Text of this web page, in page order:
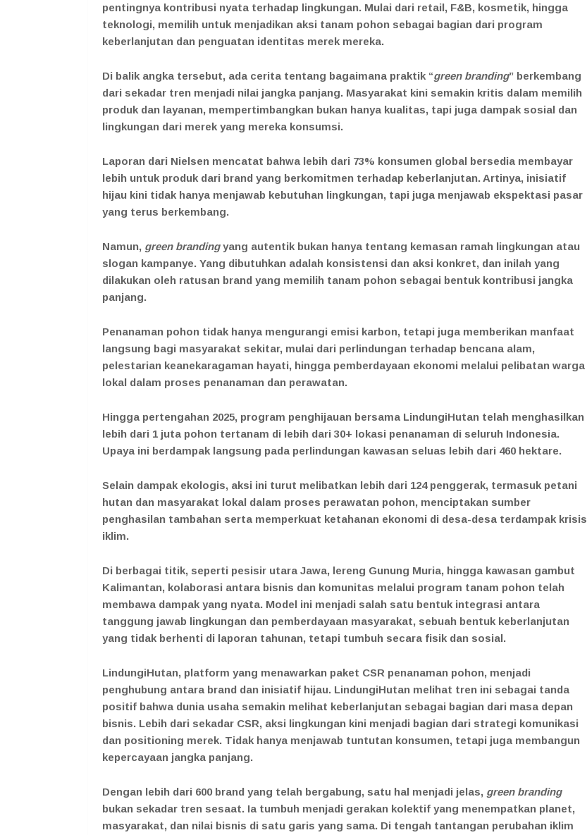
pentingnya kontribusi nyata terhadap lingkungan. Mulai dari retail, F&B, kosmetik, hingga
teknologi, memilih untuk menjadikan aksi tanam pohon sebagai bagian dari program
keberlanjutan dan penguatan identitas merek mereka.
Di balik angka tersebut, ada cerita tentang bagaimana praktik “green branding” berkembang
dari sekadar tren menjadi nilai jangka panjang. Masyarakat kini semakin kritis dalam memilih
produk dan layanan, mempertimbangkan bukan hanya kualitas, tapi juga dampak sosial dan
lingkungan dari merek yang mereka konsumsi.
Laporan dari Nielsen mencatat bahwa lebih dari 73% konsumen global bersedia membayar
lebih untuk produk dari brand yang berkomitmen terhadap keberlanjutan. Artinya, inisiatif
hijau kini tidak hanya menjawab kebutuhan lingkungan, tapi juga menjawab ekspektasi pasar
yang terus berkembang.
Namun, green brandingyang autentik bukan hanya tentang kemasan ramah lingkungan atau
slogan kampanye. Yang dibutuhkan adalah konsistensi dan aksi konkret, dan inilah yang
dilakukan oleh ratusan brand yang memilih tanam pohon sebagai bentuk kontribusi jangka
panjang.
Penanaman pohon tidak hanya mengurangi emisi karbon, tetapi juga memberikan manfaat
langsung bagi masyarakat sekitar, mulai dari perlindungan terhadap bencana alam,
pelestarian keanekaragaman hayati, hingga pemberdayaan ekonomi melalui pelibatan warga
lokal dalam proses penanaman dan perawatan.
Hingga pertengahan 2025, program penghijauan bersama LindungiHutan telah menghasilkan
lebih dari 1 juta pohon tertanam di lebih dari 30+ lokasi penanaman di seluruh Indonesia.
Upaya ini berdampak langsung pada perlindungan kawasan seluas lebih dari 460 hektare.
Selain dampak ekologis, aksi ini turut melibatkan lebih dari 124 penggerak, termasuk petani
hutan dan masyarakat lokal dalam proses perawatan pohon, menciptakan sumber
penghasilan tambahan serta memperkuat ketahanan ekonomi di desa-desa terdampak krisis
iklim.
Di berbagai titik, seperti pesisir utara Jawa, lereng Gunung Muria, hingga kawasan gambut
Kalimantan, kolaborasi antara bisnis dan komunitas melalui program tanam pohon telah
membawa dampak yang nyata. Model ini menjadi salah satu bentuk integrasi antara
tanggung jawab lingkungan dan pemberdayaan masyarakat, sebuah bentuk keberlanjutan
yang tidak berhenti di laporan tahunan, tetapi tumbuh secara fisik dan sosial.
LindungiHutan, platform yang menawarkan paket CSR penanaman pohon, menjadi
penghubung antara brand dan inisiatif hijau. LindungiHutan melihat tren ini sebagai tanda
positif bahwa dunia usaha semakin melihat keberlanjutan sebagai bagian dari masa depan
bisnis. Lebih dari sekadar CSR, aksi lingkungan kini menjadi bagian dari strategi komunikasi
dan positioning merek. Tidak hanya menjawab tuntutan konsumen, tetapi juga membangun
kepercayaan jangka panjang.
Dengan lebih dari 600 brand yang telah bergabung, satu hal menjadi jelas, green branding
bukan sekadar tren sesaat. Ia tumbuh menjadi gerakan kolektif yang menempatkan planet,
masyarakat, dan nilai bisnis di satu garis yang sama. Di tengah tantangan perubahan iklim